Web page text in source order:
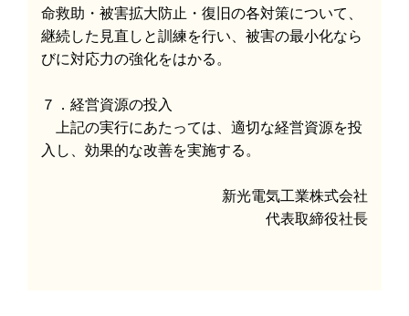
命救助・被害拡大防止・復旧の各対策について、
継続した見直しと訓練を行い、被害の最小化なら
びに対応力の強化をはかる。
７．経営資源の投入
上記の実行にあたっては、適切な経営資源を投
入し、効果的な改善を実施する。
新光電気工業株式会社
代表取締役社長